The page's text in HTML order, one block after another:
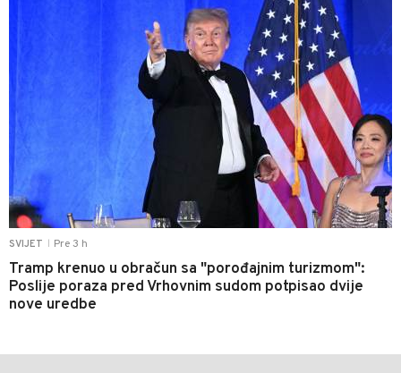
SVIJET Pre 3 h
Tramp krenuo u obračun sa "porođajnim turizmom":
Poslije poraza pred Vrhovnim sudom potpisao dvije
nove uredbe